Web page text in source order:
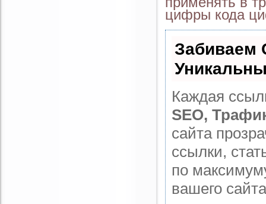
цифры кода
Каждая
SEO,
сайта
ссылки,
по
вашего